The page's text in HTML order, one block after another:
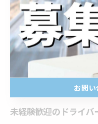
未経験者でも段階的に
や、現場での実践的な
例えば、秋田県や山梨
礎研修やOJTを通じて
こうした制度があるこ
環境が整い、定着率向
未経験歓迎のドライ
お問
お問